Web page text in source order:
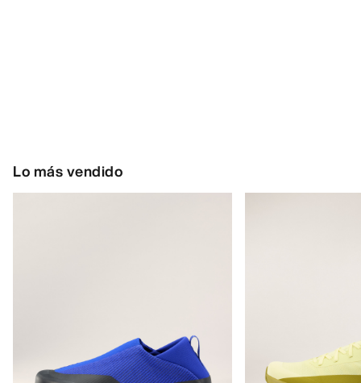
Lo más vendido